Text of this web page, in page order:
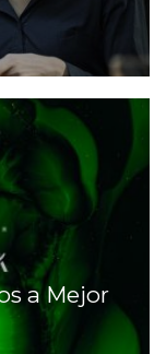
a Mejor